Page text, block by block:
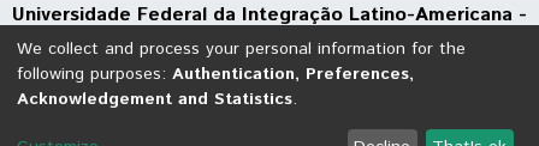
Universidade Federal da Integração Latino-Americana -
UNILA
Avenida Tarquínio Joslin dos Santos, 1000 - Polo Universitário
CEP: 85870-650 | Foz do Iguaçu - Paraná
DSpace software
copyright © 2002-2026 LYRASIS
We collect and process your personal information for the
following purposes: Authentication, Preferences,
Acknowledgement and Statistics.